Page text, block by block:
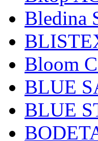
Bledina
Bloom
BLUE
BLUE